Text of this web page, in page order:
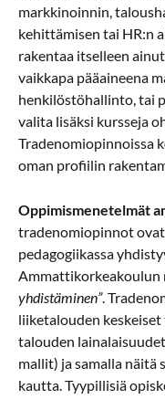
markkinoinnin,
kehittämisen tai HR:n
rakentaa itselleen
vaikkapa pääaineena
henkilöstöhallinto, tai
valita lisäksi kursseja
Tradenomiopinnoissa
oman profiilin
Oppimismenetelmät
tradenomiopinnot
pedagogiikassa
Ammattikorkeakoulun
yhdistäminen”.
liiketalouden
talouden
mallit) ja samalla näitä
kautta. Tyypillisiä